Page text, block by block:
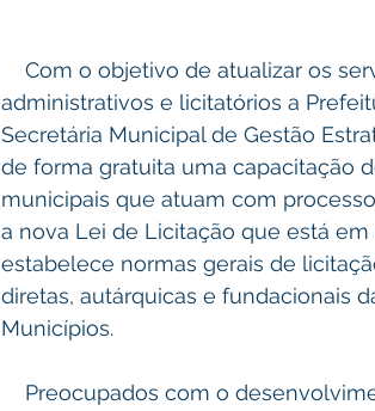
administrativos e licitatórios a
Secretária Municipal de Gestão
de forma gratuita uma capacitação
municipais que atuam com
a nova Lei de Licitação que está em
estabelece normas gerais de
diretas, autárquicas e fundacionais
Municípios.